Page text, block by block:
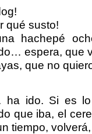
qué susto!
hachepé
espera, que
que no
ha ido. Si es
que iba, el
tiempo,